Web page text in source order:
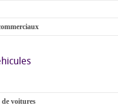
voitures